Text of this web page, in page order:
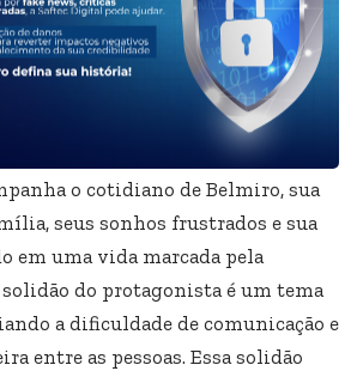
o cotidiano de Belmiro, sua
seus sonhos frustrados e sua
em uma vida marcada pela
do protagonista é um tema
a dificuldade de comunicação e
entre as pessoas. Essa solidão